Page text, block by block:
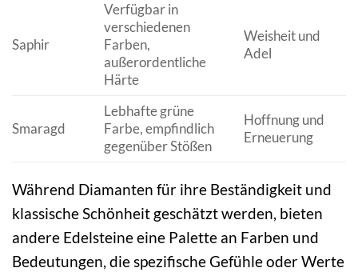
Saphir
Verfügbar in
verschiedenen
Farben,
außerordentliche
Härte
Weisheit und
Adel
Smaragd
Lebhafte grüne
Farbe, empfindlich
gegenüber Stößen
Hoffnung und
Erneuerung
Während Diamanten für ihre Beständigkeit und
klassische Schönheit geschätzt werden, bieten
andere Edelsteine eine Palette an Farben und
Bedeutungen, die spezifische Gefühle oder Werte